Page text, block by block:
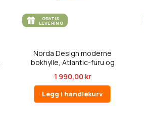
GRATIS
LEVERING
Norda Design moderne
bokhylle, Atlantic-furu og
1 990,00 kr
Legg i handlekurv